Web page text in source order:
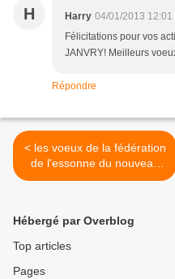
H Harry 04/01/2013 12:01
Félicitations pour vos
JANVRY! Meilleurs
Répondre
< les voeux de la fédération
de l'essonne du nouveau
centre
Hébergé par Overblog
Top articles
Pages